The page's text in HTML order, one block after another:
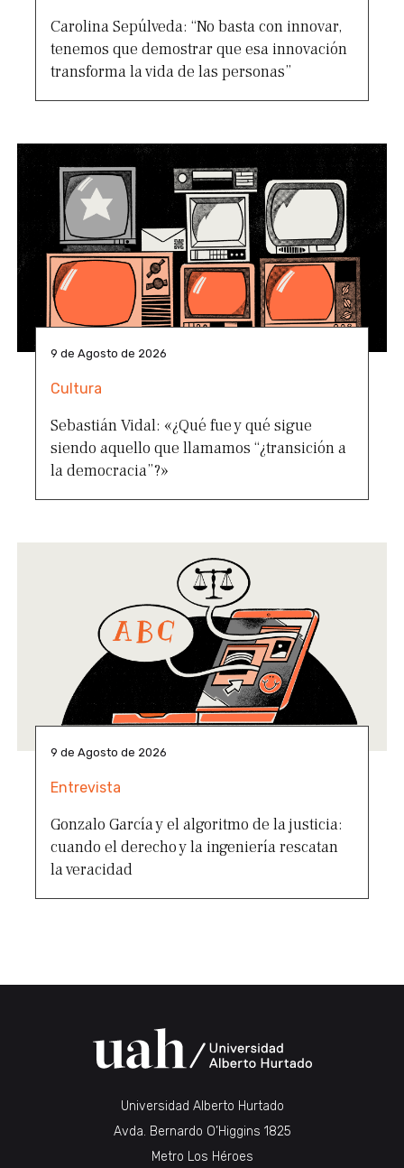
Carolina Sepúlveda: “No basta con innovar,
tenemos que demostrar que esa innovación
transforma la vida de las personas”
9 de Agosto de 2026
Cultura
Sebastián Vidal: «¿Qué fue y qué sigue
siendo aquello que llamamos “¿transición a
la democracia”?»
9 de Agosto de 2026
Entrevista
Gonzalo García y el algoritmo de la justicia:
cuando el derecho y la ingeniería rescatan
la veracidad
Universidad Alberto Hurtado
Avda. Bernardo O’Higgins 1825
Metro Los Héroes